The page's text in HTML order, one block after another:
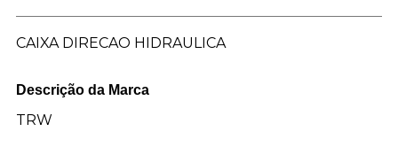
CAIXA DIRECAO HIDRAULICA
Descrição da Marca
TRW